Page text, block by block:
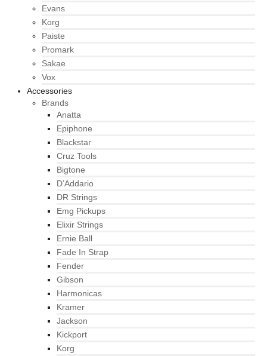
Evans
Korg
Paiste
Promark
Sakae
Vox
Accessories
Brands
Anatta
Epiphone
Blackstar
Cruz Tools
Bigtone
D’Addario
DR Strings
Emg Pickups
Elixir Strings
Ernie Ball
Fade In Strap
Fender
Gibson
Harmonicas
Kramer
Jackson
Kickport
Korg